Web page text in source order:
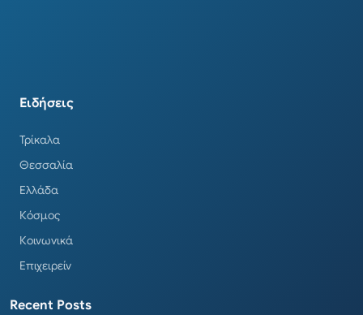
Ειδήσεις
Τρίκαλα
Θεσσαλία
Ελλάδα
Κόσμος
Κοινωνικά
Επιχειρείν
Recent Posts